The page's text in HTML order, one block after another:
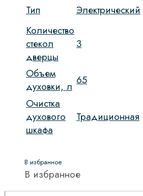
Тип
Электрический
Количество
стекол
дверцы
3
Объем
духовки, л 65
Очистка
духового
шкафа
Традиционная
В избранное
В избранное